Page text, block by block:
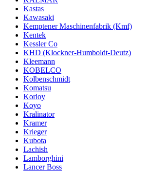
Kastas
Kawasaki
Kemptener Maschinenfabrik (Kmf)
Kentek
Kessler Co
KHD (Klockner-Humboldt-Deutz)
Kleemann
KOBELCO
Kolbenschmidt
Komatsu
Korloy
Koyo
Kralinator
Kramer
Krieger
Kubota
Lachish
Lamborghini
Lancer Boss